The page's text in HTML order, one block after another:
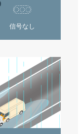
信号なし